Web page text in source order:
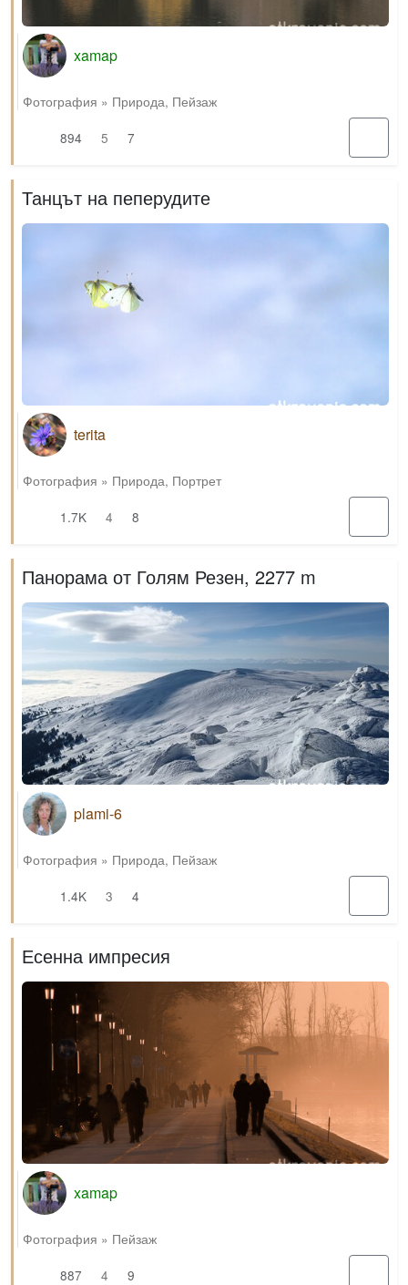
xamap
Фотография » Природа, Пейзаж
894
5 7
Танцът на пеперудите
terita
Фотография » Природа, Портрет
1.7K
4 8
Панорама от Голям Резен, 2277 m
plami-6
Фотография » Природа, Пейзаж
1.4K
3 4
Есенна импресия
xamap
Фотография » Пейзаж
887
4 9